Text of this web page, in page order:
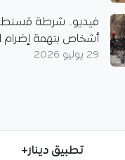
حول
مغادرة
أشخاص بتهمة إضرام
29 يوليو 2026
تطبيق دينار+